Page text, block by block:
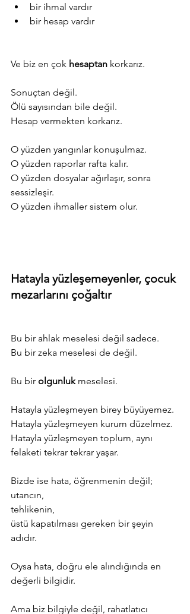
bir ihmal vardır
bir hesap vardır
Ve biz en çok hesaptan korkarız.
Sonuçtan değil.
Ölü sayısından bile değil.
Hesap vermekten korkarız.
O yüzden yangınlar konuşulmaz.
O yüzden raporlar rafta kalır.
O yüzden dosyalar ağırlaşır, sonra
sessizleşir.
O yüzden ihmaller sistem olur.
Hatayla yüzleşemeyenler, çocuk
mezarlarını çoğaltır
Bu bir ahlak meselesi değil sadece.
Bu bir zeka meselesi de değil.
Bu bir olgunluk meselesi.
Hatayla yüzleşmeyen birey büyüyemez.
Hatayla yüzleşmeyen kurum düzelmez.
Hatayla yüzleşmeyen toplum, aynı
felaketi tekrar tekrar yaşar.
Bizde ise hata, öğrenmenin değil;
utancın,
tehlikenin,
üstü kapatılması gereken bir şeyin
adıdır.
Oysa hata, doğru ele alındığında en
değerli bilgidir.
Ama biz bilgiyle değil, rahatlatıcı